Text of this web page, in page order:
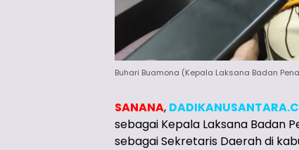
Buhari Buamona (Kepala Laksana Badan
SANANA,
sebagai Kepala Laksana Badan
sebagai Sekretaris Daerah di